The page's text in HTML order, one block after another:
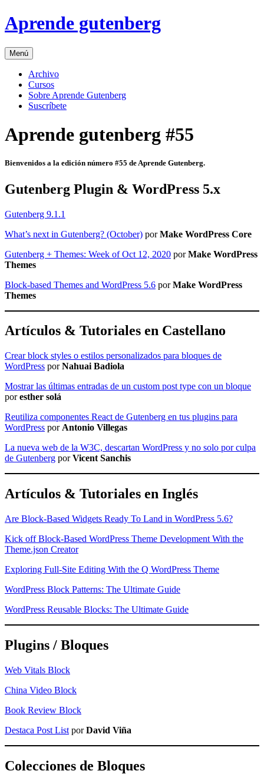
Skip
to
Aprende gutenberg
Menú
Archivo
Cursos
Sobre Aprende Gutenberg
Suscríbete
Aprende gutenberg #55
Bienvenidos a la edición número #55 de Aprende Gutenberg.
Gutenberg Plugin & WordPress 5.x
Gutenberg 9.1.1
What’s next in Gutenberg? (October) porMake WordPress Core
Gutenberg + Themes: Week of Oct 12, 2020 porMake WordPress
Themes
Block-based Themes and WordPress 5.6 porMake WordPress
Themes
Artículos & Tutoriales en Castellano
Crear block styles o estilos personalizados para bloques de
WordPress porNahuai Badiola
Mostrar las últimas entradas de un custom post type con un bloque
poresther solá
Reutiliza componentes React de Gutenberg en tus plugins para
WordPress por Antonio Villegas
La nueva web de la W3C, descartan WordPress y no solo por culpa
de Gutenberg porVicent Sanchis
Artículos & Tutoriales en Inglés
Are Block-Based Widgets Ready To Land in WordPress 5.6?
Kick off Block-Based WordPress Theme Development With the
Theme.json Creator
Exploring Full-Site Editing With the Q WordPress Theme
WordPress Block Patterns: The Ultimate Guide
WordPress Reusable Blocks: The Ultimate Guide
Plugins / Bloques
Web Vitals Block
China Video Block
Book Review Block
Destaca Post List porDavid Viña
Colecciones de Bloques